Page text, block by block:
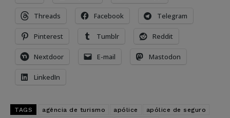
Threads Facebook Telegram
Pinterest Tumblr Reddit
Nextdoor E-mail Mastodon
LinkedIn
TAGS agência de turismo apólice
apólice de seguro